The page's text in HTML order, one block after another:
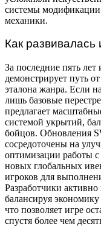
системы
механики.
Как развивалась
За последние пять
демонстрирует путь
эталона жанра. Если
лишь базовые
предлагает
системой укрытий,
бойцов. Обновления
сосредоточены на
оптимизации работы
новых глобальных
игроков для
Разработчики
балансируя
что позволяет игре
спустя более чем